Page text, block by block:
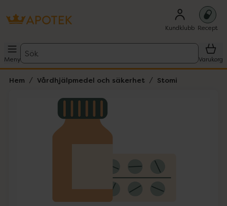
Kundklubb Recept
Meny
Sök
Varukorg
Hem Vårdhjälpmedel och säkerhet Stomi
Lista: . Innehåller 1 objekt.